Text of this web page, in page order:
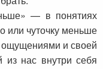
— в понятиях
или чуточку меньше
и своей
нас внутри себя